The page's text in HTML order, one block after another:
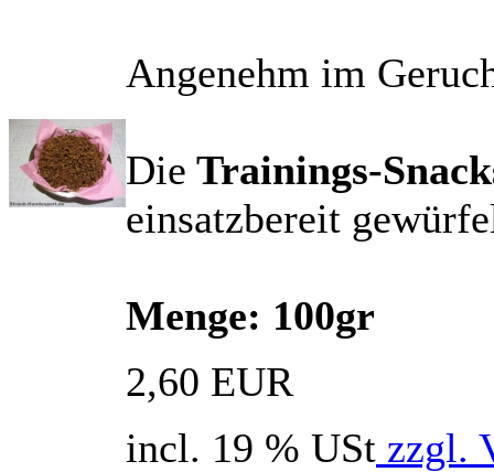
Angenehm im
Die Trainings-
einsatzbereit
Menge: 100gr
2,60 EUR
incl. 19 % USt zzgl.